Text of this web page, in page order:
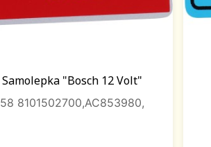
Samolepka "Bosch 12 Volt"
58 8101502700,AC853980,